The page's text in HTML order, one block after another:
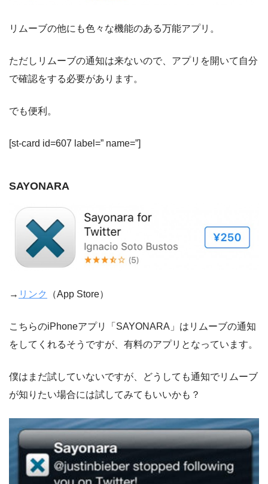
リムーブの他にも色々な機能のある万能アプリ。
ただしリムーブの通知は来ないので、アプリを開いて自分
で確認をする必要があります。
でも便利。
[st-card id=607 label=” name=”]
SAYONARA
→ リンク （App Store）
こちらのiPhoneアプリ「SAYONARA」はリムーブの通知
をしてくれるそうですが、有料のアプリとなっています。
僕はまだ試していないですが、どうしても通知でリムーブ
が知りたい場合には試してみてもいいかも？